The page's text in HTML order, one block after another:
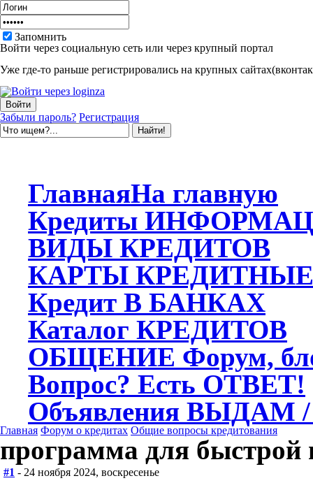
Запомнить
Войти через социальную сеть или через крупный портал
Уже где-то раньше регистрировались на крупных
Забыли пароль? Регистрация
ГлавнаяНа главную
Кредиты
ВИДЫ КРЕДИТОВ
КАРТЫ КРЕДИТНЫЕ
Кредит В БАНКАХ
Каталог КРЕДИТОВ
ОБЩЕНИЕ Форум,
Вопрос? Есть ОТВЕТ!
Объявления ВЫДАМ
Главная Форум о кредитах Общие вопросы кредитования
программа для быстрой
#1 - 24 ноября 2024, воскресенье